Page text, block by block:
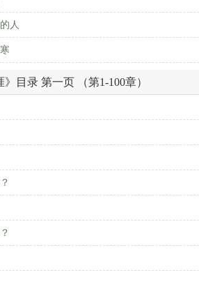
人
》目录 第一页 （第1-100章）